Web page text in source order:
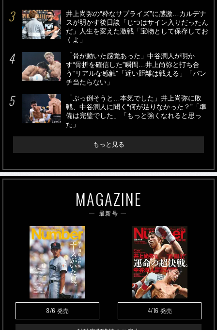
井上尚弥の“粋なサプライズ”に感激…カルデナ
スが明かす後日談「じつはサイン入りだったん
だ」人生を変えた激戦「宝物として保存してお
くよ」
「骨が動いた感覚あった」中谷潤人が明か
す“骨折を確信した”瞬間…井上尚弥と打ち合
う“リアルな感触”「近い距離は戦える」「パン
チ当たらない」
「ぶっ倒そうと…本気でした」井上尚弥に敗
戦、中谷潤人に聞く“何が足りなかった？”「準
備は完璧でした」「もっと強くなれると思っ
た」
もっと見る
MAGAZINE
最新号
8/6 発売 4/16 発売